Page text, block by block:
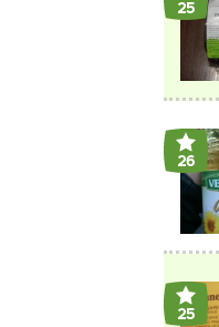
25
26
25